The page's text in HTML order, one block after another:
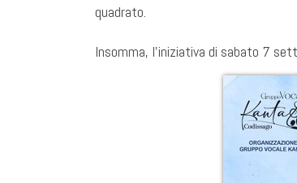
quadrato.
Insomma, l’iniziativa di sabato 7